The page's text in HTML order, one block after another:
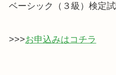
ベーシック（３級）検定
>>>お申込みはコチラ